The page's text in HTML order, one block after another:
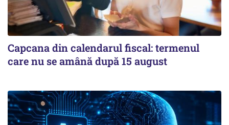
Capcana din calendarul fiscal: termenul
care nu se amână după 15 august